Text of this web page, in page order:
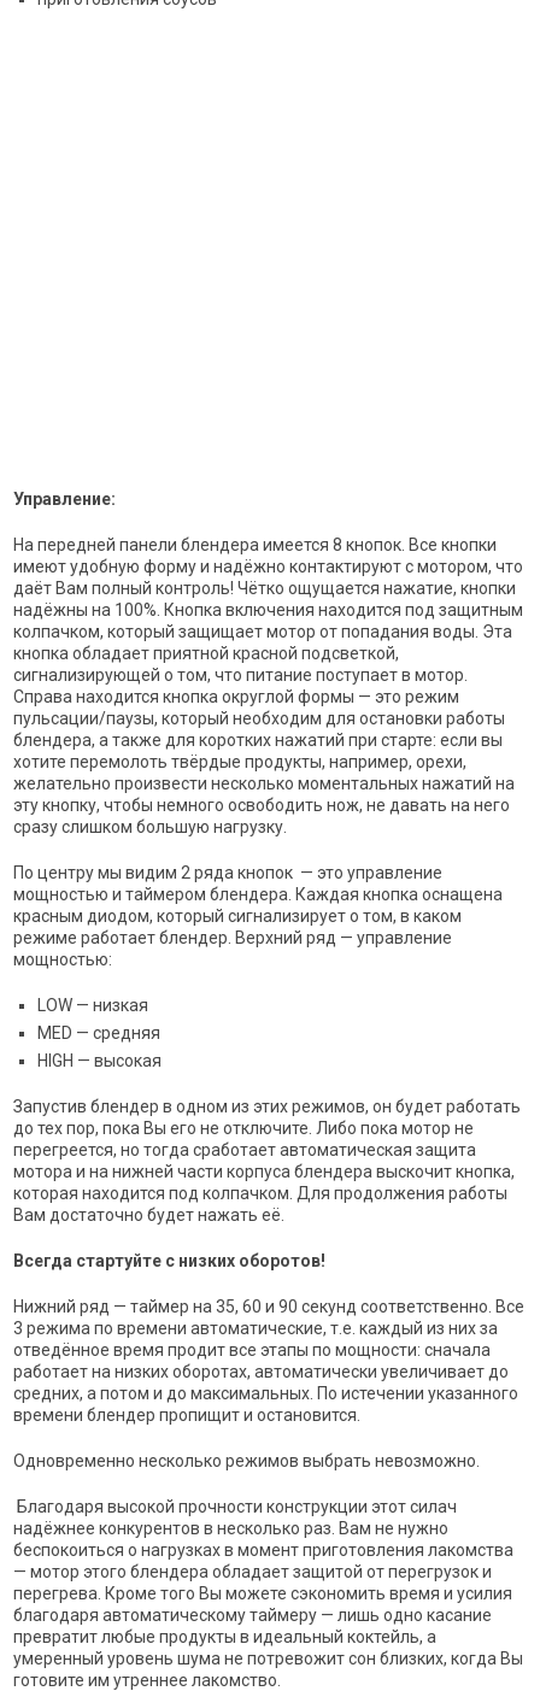
Управление:
На передней панели блендера имеется 8 кнопок. Все кнопки
имеют удобную форму и надёжно контактируют с мотором, что
даёт Вам полный контроль! Чётко ощущается нажатие, кнопки
надёжны на 100%. Кнопка включения находится под защитным
колпачком, который защищает мотор от попадания воды. Эта
кнопка обладает приятной красной подсветкой,
сигнализирующей о том, что питание поступает в мотор.
Справа находится кнопка округлой формы — это режим
пульсации/паузы, который необходим для остановки работы
блендера, а также для коротких нажатий при старте: если вы
хотите перемолоть твёрдые продукты, например, орехи,
желательно произвести несколько моментальных нажатий на
эту кнопку, чтобы немного освободить нож, не давать на него
сразу слишком большую нагрузку.
По центру мы видим 2 ряда кнопок — это управление
мощностью и таймером блендера. Каждая кнопка оснащена
красным диодом, который сигнализирует о том, в каком
режиме работает блендер. Верхний ряд — управление
мощностью:
LOW — низкая
MED — средняя
HIGH — высокая
Запустив блендер в одном из этих режимов, он будет работать
до тех пор, пока Вы его не отключите. Либо пока мотор не
перегреется, но тогда сработает автоматическая защита
мотора и на нижней части корпуса блендера выскочит кнопка,
которая находится под колпачком. Для продолжения работы
Вам достаточно будет нажать её.
Всегда стартуйте с низких оборотов!
Нижний ряд — таймер на 35, 60 и 90 секунд соответственно. Все
3 режима по времени автоматические, т.е. каждый из них за
отведённое время продит все этапы по мощности: сначала
работает на низких оборотах, автоматически увеличивает до
средних, а потом и до максимальных. По истечении указанного
времени блендер пропищит и остановится.
Одновременно несколько режимов выбрать невозможно.
Благодаря высокой прочности конструкции этот силач
надёжнее конкурентов в несколько раз. Вам не нужно
беспокоиться о нагрузках в момент приготовления лакомства
— мотор этого блендера обладает защитой от перегрузок и
перегрева. Кроме того Вы можете сэкономить время и усилия
благодаря автоматическому таймеру — лишь одно касание
превратит любые продукты в идеальный коктейль, а
умеренный уровень шума не потревожит сон близких, когда Вы
готовите им утреннее лакомство.